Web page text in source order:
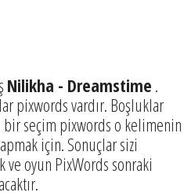
Nilikha - Dreamstime .
pixwords vardır. Boşluklar
seçim pixwords o kelimenin
için. Sonuçlar sizi
oyun PixWords sonraki